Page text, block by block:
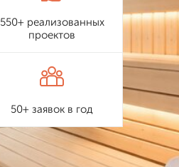
550+ реализованных
проектов
50+ заявок в год